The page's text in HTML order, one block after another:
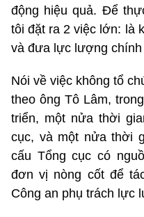
động hiệu quả. Để
tôi đặt ra 2 việc lớn: là
và đưa lực lượng
Nói về việc không tổ
theo ông Tô Lâm,
triển, một nửa thời
cục, và một nửa thời
cấu Tổng cục có
đơn vị nòng cốt để
Công an phụ trách lực